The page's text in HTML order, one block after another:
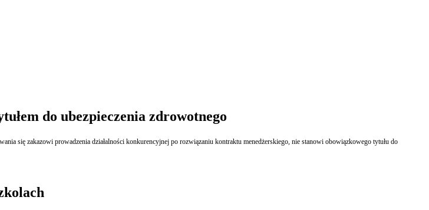
do ubezpieczenia zdrowotnego
się zakazowi prowadzenia działalności konkurencyjnej po rozwiązaniu kontraktu menedżerskiego, nie stanowi obowiązkowego tytułu do